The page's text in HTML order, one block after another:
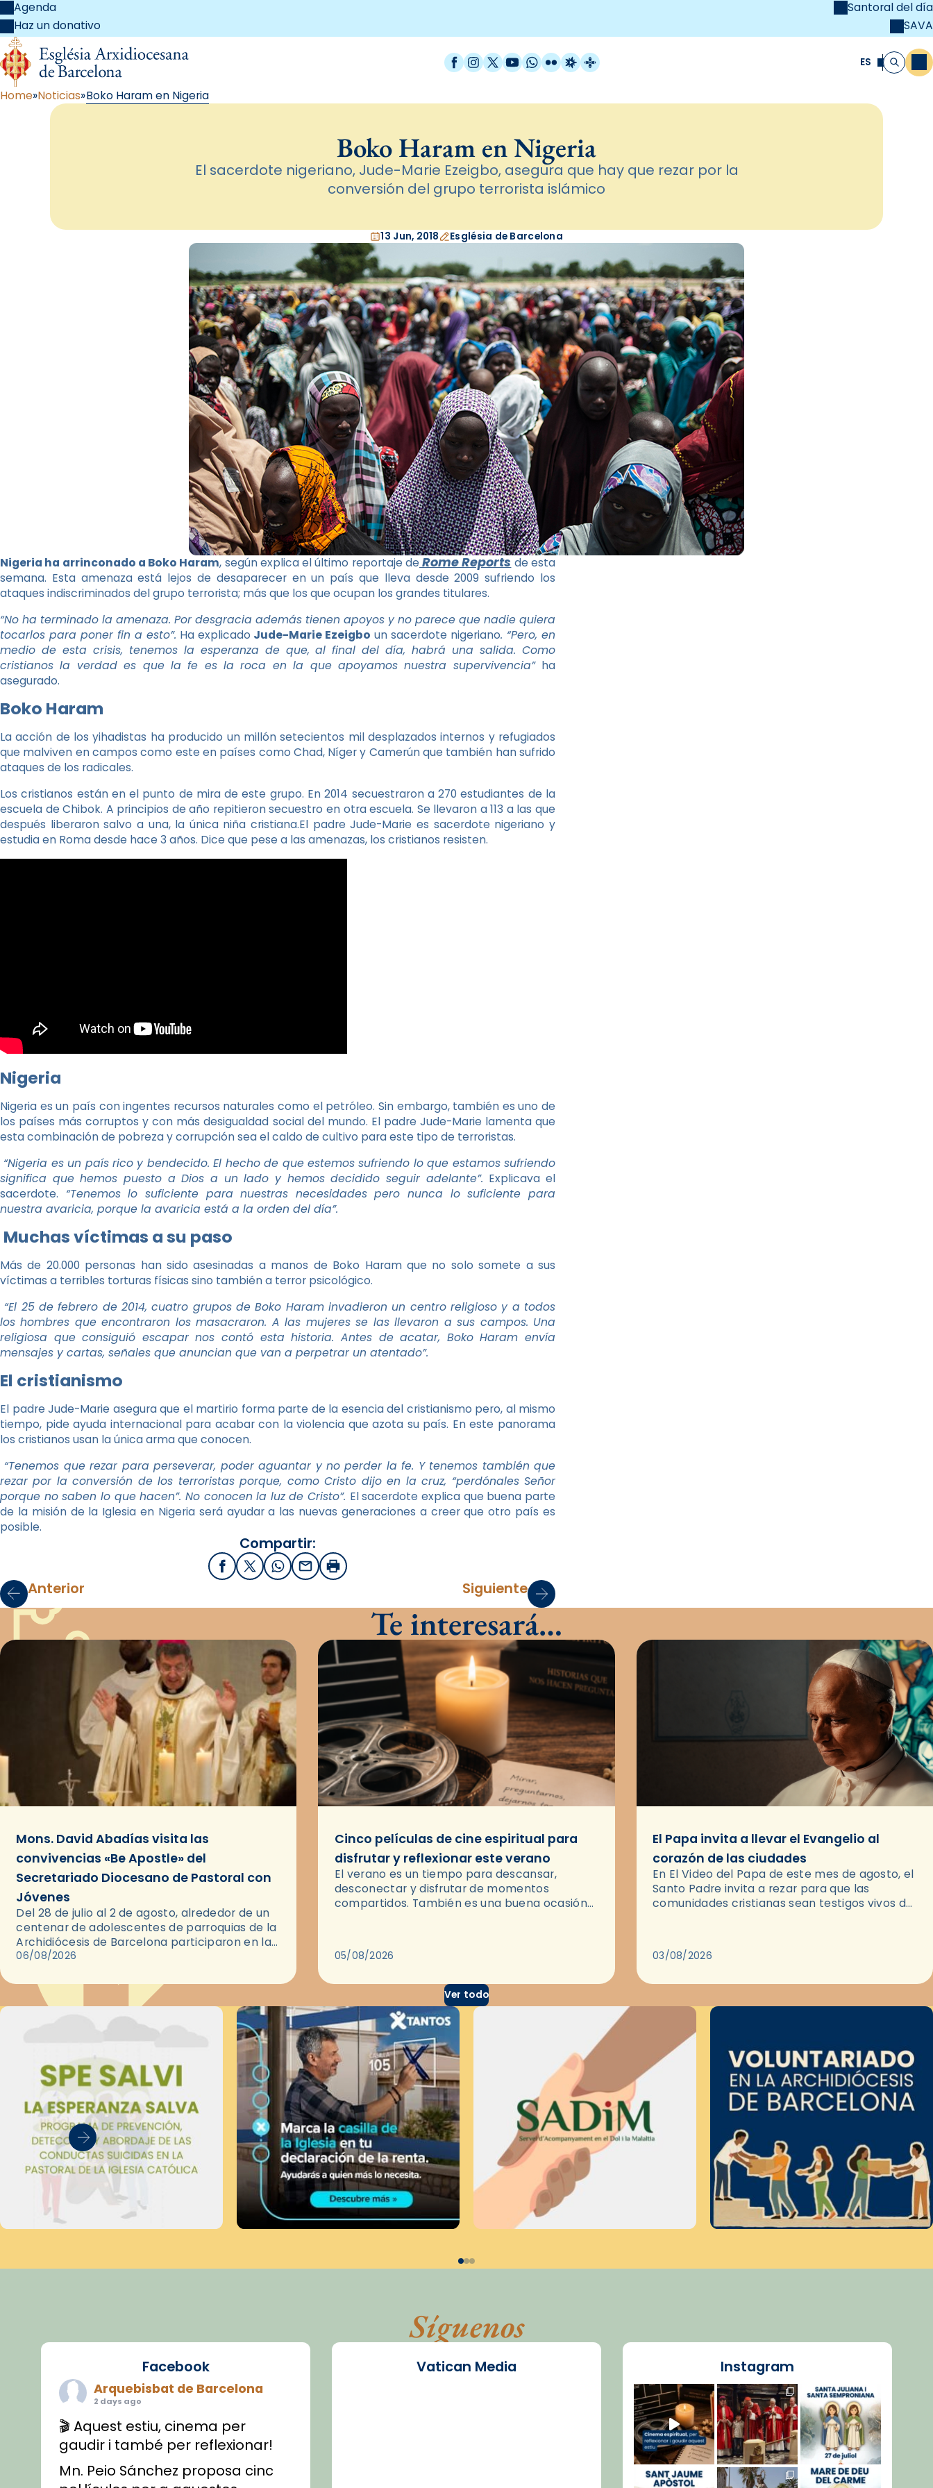
Agenda
Haz un donativo
Santoral del día
SAVA
Facebook
Instagram
X / Twitter
YouTube
WhatsApp
FlickrRadio Estel
Catalunya Cristiana ES Buscar
Home Noticias Boko Haram en Nigeria
Boko Haram en Nigeria
El sacerdote nigeriano, Jude-Marie Ezeigbo, asegura que hay que rezar por la
conversión del grupo terrorista islámico
13 Jun, 2018 Església de Barcelona
Nigeria ha arrinconado a Boko Haram, según explica el último reportaje de Rome Reports de esta
semana. Esta amenaza está lejos de desaparecer en un país que lleva desde 2009 sufriendo los
ataques indiscriminados del grupo terrorista; más que los que ocupan los grandes titulares.
“No ha terminado la amenaza. Por desgracia además tienen apoyos y no parece que nadie quiera
tocarlos para poner fin a esto”. Ha explicado Jude-Marie Ezeigbo un sacerdote nigeriano. “Pero, en
medio de esta crisis, tenemos la esperanza de que, al final del día, habrá una salida. Como
cristianos la verdad es que la fe es la roca en la que apoyamos nuestra supervivencia” ha
asegurado.
Boko Haram
La acción de los yihadistas ha producido un millón setecientos mil desplazados internos y refugiados
que malviven en campos como este en países como Chad, Níger y Camerún que también han sufrido
ataques de los radicales.
Los cristianos están en el punto de mira de este grupo. En 2014 secuestraron a 270 estudiantes de la
escuela de Chibok. A principios de año repitieron secuestro en otra escuela. Se llevaron a 113 a las que
después liberaron salvo a una, la única niña cristiana.El padre Jude-Marie es sacerdote nigeriano y
estudia en Roma desde hace 3 años. Dice que pese a las amenazas, los cristianos resisten.
Nigeria
Nigeria es un país con ingentes recursos naturales como el petróleo. Sin embargo, también es uno de
los países más corruptos y con más desigualdad social del mundo. El padre Jude-Marie lamenta que
esta combinación de pobreza y corrupción sea el caldo de cultivo para este tipo de terroristas.
“Nigeria es un país rico y bendecido. El hecho de que estemos sufriendo lo que estamos sufriendo
significa que hemos puesto a Dios a un lado y hemos decidido seguir adelante”. Explicava el
sacerdote. “Tenemos lo suficiente para nuestras necesidades pero nunca lo suficiente para
nuestra avaricia, porque la avaricia está a la orden del día”.
Muchas víctimas a su paso
Más de 20.000 personas han sido asesinadas a manos de Boko Haram que no solo somete a sus
víctimas a terribles torturas físicas sino también a terror psicológico.
“El 25 de febrero de 2014, cuatro grupos de Boko Haram invadieron un centro religioso y a todos
los hombres que encontraron los masacraron. A las mujeres se las llevaron a sus campos. Una
religiosa que consiguió escapar nos contó esta historia. Antes de acatar, Boko Haram envía
mensajes y cartas, señales que anuncian que van a perpetrar un atentado”.
El cristianismo
El padre Jude-Marie asegura que el martirio forma parte de la esencia del cristianismo pero, al mismo
tiempo, pide ayuda internacional para acabar con la violencia que azota su país. En este panorama
los cristianos usan la única arma que conocen.
“Tenemos que rezar para perseverar, poder aguantar y no perder la fe. Y tenemos también que
rezar por la conversión de los terroristas porque, como Cristo dijo en la cruz, “perdónales Señor
porque no saben lo que hacen”. No conocen la luz de Cristo”. El sacerdote explica que buena parte
de la misión de la Iglesia en Nigeria será ayudar a las nuevas generaciones a creer que otro país es
posible.
Compartir:
FacebookX / Twitter
WhatsApp
EmailImprimir
Anterior Siguiente
Te interesará…
Mons. David Abadías visita las
convivencias «Be Apostle» del
Secretariado Diocesano de Pastoral con
Jóvenes
Del 28 de julio al 2 de agosto, alrededor de un
centenar de adolescentes de parroquias de la
Archidiócesis de Barcelona participaron en las
convivencias Be Apostle, organizadas por el
06/08/2026
Cinco películas de cine espiritual para
disfrutar y reflexionar este verano
El verano es un tiempo para descansar,
desconectar y disfrutar de momentos
compartidos. También es una buena ocasión
05/08/2026
El Papa invita a llevar el Evangelio al
corazón de las ciudades
En El Video del Papa de este mes de agosto, el
Santo Padre invita a rezar para que las
comunidades cristianas sean testigos vivos del
03/08/2026
Ver todo
Síguenos
Facebook
Arquebisbat de Barcelona
2 days ago
🎬 Aquest estiu, cinema per
gaudir i també per reflexionar!
Mn. Peio Sánchez proposa cinc
Vatican Media Instagram